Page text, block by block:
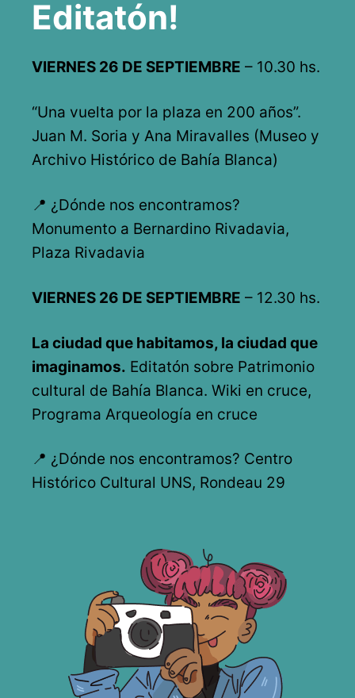
Editatón!
VIERNES 26 DE SEPTIEMBRE – 10.30 hs.
“Una vuelta por la plaza en 200 años”.
Juan M. Soria y Ana Miravalles (Museo y
Archivo Histórico de Bahía Blanca)
📍 ¿Dónde nos encontramos?
Monumento a Bernardino Rivadavia,
Plaza Rivadavia
VIERNES 26 DE SEPTIEMBRE – 12.30 hs.
La ciudad que habitamos, la ciudad que
imaginamos. Editatón sobre Patrimonio
cultural de Bahía Blanca. Wiki en cruce,
Programa Arqueología en cruce
📍 ¿Dónde nos encontramos? Centro
Histórico Cultural UNS, Rondeau 29